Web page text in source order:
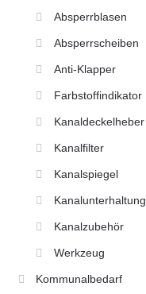
Absperrblasen
Absperrscheiben
Anti-Klapper
Farbstoffindikator
Kanaldeckelheber
Kanalfilter
Kanalspiegel
Kanalunterhaltung
Kanalzubehör
Werkzeug
Kommunalbedarf